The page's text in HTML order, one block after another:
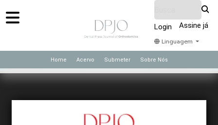
Login Assine já
Linguagem
Home Acervo Submeter Sobre Nós